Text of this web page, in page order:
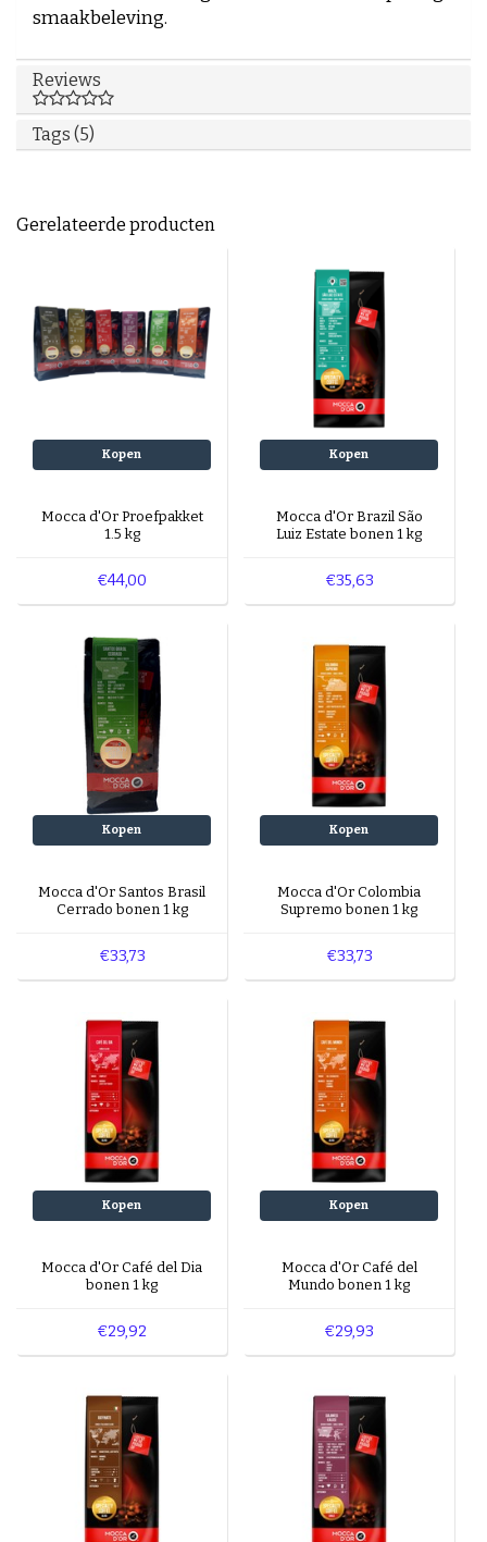
smaakbeleving.
Reviews
Tags (5)
Gerelateerde producten
Kopen
Mocca d'Or Proefpakket
1.5 kg
€44,00
Kopen
Mocca d'Or Brazil São
Luiz Estate bonen 1 kg
€35,63
Kopen
Mocca d'Or Santos Brasil
Cerrado bonen 1 kg
€33,73
Kopen
Mocca d'Or Colombia
Supremo bonen 1 kg
€33,73
Kopen
Mocca d'Or Café del Dia
bonen 1 kg
€29,92
Kopen
Mocca d'Or Café del
Mundo bonen 1 kg
€29,93